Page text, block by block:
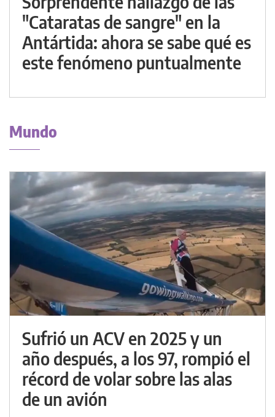
"Cataratas de sangre" en la
Antártida: ahora se sabe qué es
este fenómeno puntualmente
Mundo
Sufrió un ACV en 2025 y un
año después, a los 97, rompió el
récord de volar sobre las alas
de un avión